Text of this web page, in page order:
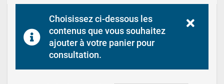
Choisissez ci-dessous les
contenus que vous souhaitez
ajouter à votre panier pour
consultation.